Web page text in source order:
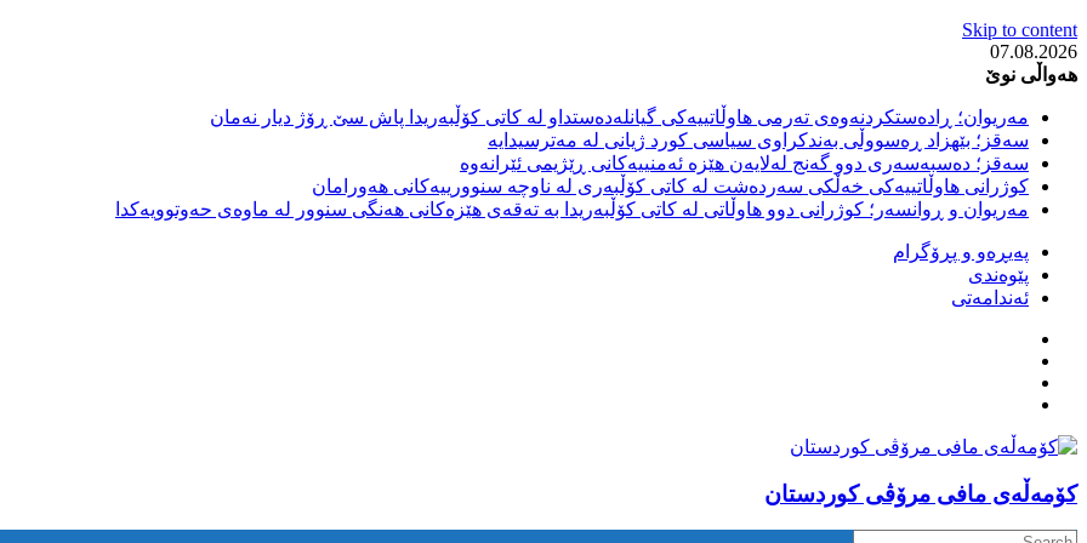
Skip to content
07.08.2026
هەواڵی نوێ
مەریوان؛ ڕادەستکردنەوەی تەرمی هاوڵاتییەکی گیانلەدەستداو لە کاتی کۆڵبەریدا پاش سێ ڕۆژ دیار نەمان
سەقز؛ بێهزاد ڕەسووڵی بەندکراوی سیاسی کورد ژیانی لە مەترسیدایە
سەقز؛ دەسبەسەری دوو گەنج لەلایەن هێزە ئەمنییەکانی ڕێژیمی ئێرانەوە
کوژرانی هاوڵاتییەکی خەڵکی سەردەشت لە کاتی کۆڵبەری لە ناوچە سنوورییەکانی هەورامان
مەریوان و ڕوانسەر؛ کوژرانی دوو هاوڵاتی لە کاتی کۆڵبەریدا بە تەقەی هێزەکانی هەنگی سنوور لە ماوەی حەوتوویەکدا
پەیڕەو و پڕۆگرام
پێوەندی
ئەندامەتی
كۆمه‌ڵه‌ی مافی مرۆڤی کوردستان